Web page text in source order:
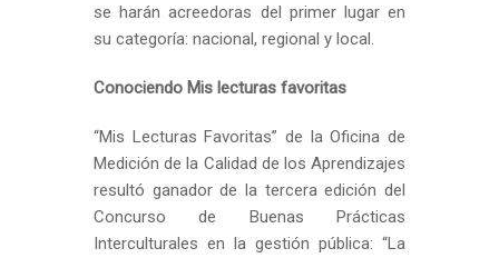
se harán acreedoras del primer lugar en
su categoría: nacional, regional y local.
Conociendo Mis lecturas favoritas
“Mis Lecturas Favoritas” de la Oficina de
Medición de la Calidad de los Aprendizajes
resultó ganador de la tercera edición del
Concurso de Buenas Prácticas
Interculturales en la gestión pública: “La